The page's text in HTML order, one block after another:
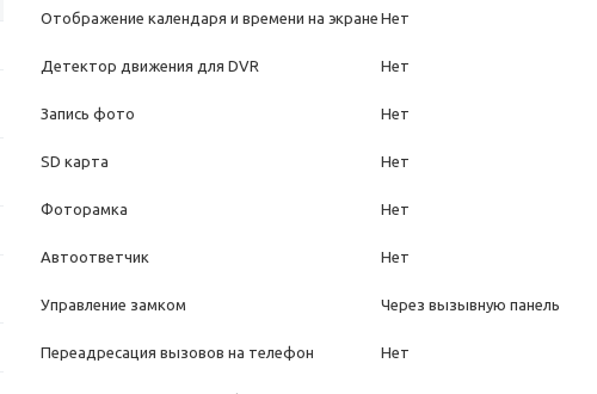
Отображение календаря и времени на экране Нет
Детектор движения для DVR Нет
Запись фото Нет
SD карта Нет
Фоторамка Нет
Автоответчик Нет
Управление замком Через вызывную панель
Переадресация вызовов на телефон Нет